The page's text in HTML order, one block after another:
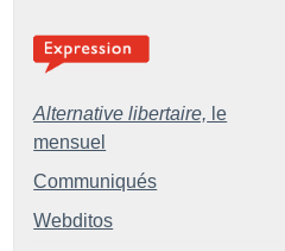
Alternative libertaire, le
mensuel
Communiqués
Webditos